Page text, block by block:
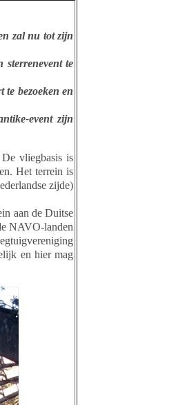
zal nu tot zijn
sterrenevent te
bezoeken en
event zijn
vliegbasis is
Het terrein is
zijde)
aan de Duitse
NAVO-landen
en hier mag